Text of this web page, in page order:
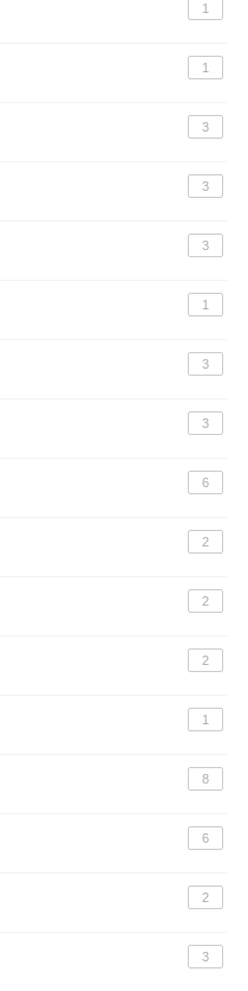
1
1
3
3
3
1
3
3
6
2
2
2
1
8
6
2
3